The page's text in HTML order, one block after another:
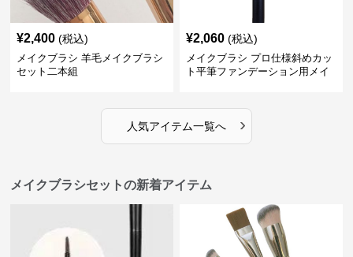
¥2,400 (税込)
メイクブラシ 羊毛メイクブラシ
セット二本組
¥2,060 (税込)
メイクブラシ プロ仕様斜めカッ
ト平筆ファンデーション用メイ
人気アイテム一覧へ ›
メイクブラシセットの新着アイテム